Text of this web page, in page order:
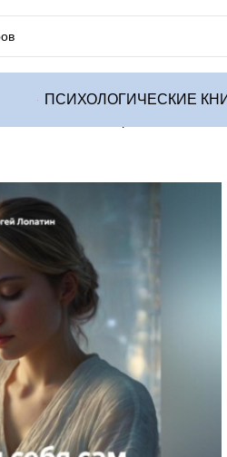
ПСИХОЛОГИЧЕСКИЕ